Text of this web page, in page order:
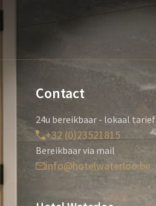
Contact
24u bereikbaar - lokaal tarief
+32 (0)23521815
Bereikbaar via mail
info@hotelwaterloo.be